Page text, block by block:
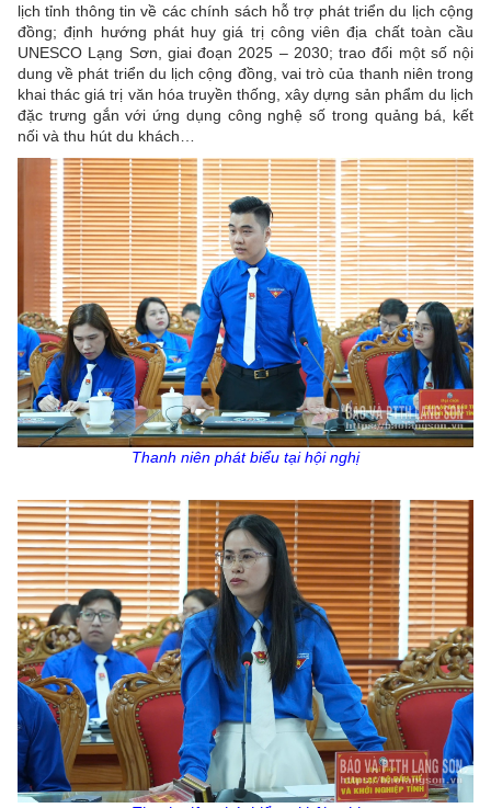
lịch tỉnh thông tin về các chính sách hỗ trợ phát triển du lịch cộng
đồng; định hướng phát huy giá trị công viên địa chất toàn cầu
UNESCO Lạng Sơn, giai đoạn 2025 – 2030; trao đổi một số nội
dung về phát triển du lịch cộng đồng, vai trò của thanh niên trong
khai thác giá trị văn hóa truyền thống, xây dựng sản phẩm du lịch
đặc trưng gắn với ứng dụng công nghệ số trong quảng bá, kết
nối và thu hút du khách…
Thanh niên phát biểu tại hội nghị